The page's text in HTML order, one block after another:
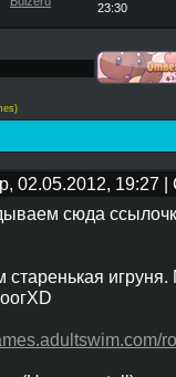
23:30
02.05.2012, 19:27
сюда
старенькая